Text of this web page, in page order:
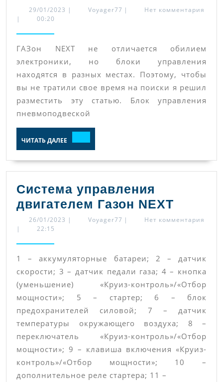
БК
ECAS
и
ЭСУД
ГАЗон
29/01/2023 29/01/2023
| Voyager77 Voyager77
|
Нет комментария
|
00:20
ГАЗон NEXT не отличается обилием
электроники, но блоки управления
находятся в разных местах. Поэтому, чтобы
вы не тратили свое время на поиски я решил
разместить эту статью. Блок управления
пневмоподвеской
ЧИТАТЬ ДАЛЕЕ ДАЛЕЕ
Система управления
двигателем Газон NEXT
NEXT
26/01/2023 26/01/2023
| Voyager77 Voyager77
|
Нет комментария
|
22:15
1 – аккумуляторные батареи; 2 – датчик
скорости; 3 – датчик педали газа; 4 – кнопка
(уменьшение) «Круиз-контроль»/«Отбор
мощности»; 5 – стартер; 6 – блок
предохранителей силовой; 7 – датчик
температуры окружающего воздуха; 8 –
переключатель «Круиз-контроль»/«Отбор
мощности»; 9 – клавиша включения «Круиз-
контроль»/«Отбор мощности»; 10 –
дополнительное реле стартера; 11 –